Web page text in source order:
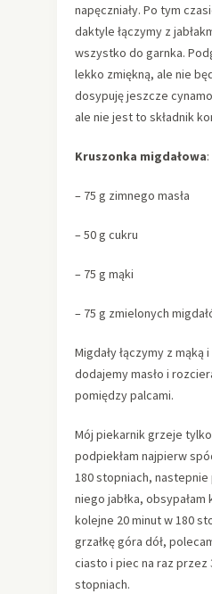
napęczniały. Po tym
daktyle łączymy z
wszystko do garnka.
lekko zmiękną, ale nie
dosypuję jeszcze
ale nie jest to składnik
Kruszonka migdałowa:
– 75 g zimnego masła
– 50 g cukru
– 75 g mąki
– 75 g zmielonych
Migdały łączymy z mąką
dodajemy masło i
pomiędzy palcami.
Mój piekarnik grzeje
podpiekłam najpierw
180 stopniach, nastepnie
niego jabłka, obsypałam
kolejne 20 minut w 180
grzałkę góra dół,
ciasto i piec na raz przez
stopniach.